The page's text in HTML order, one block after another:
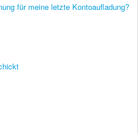
für meine letzte Kontoaufladung?